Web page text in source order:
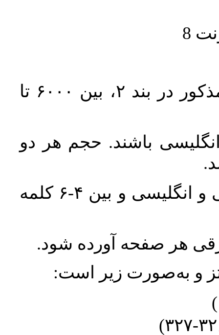
حجم کل مقاله با احتساب تمام بخش‌های مذکور در بند ۲، بین ۶۰۰۰ تا
باشند. حجم هر دو
واژگان کلیدی بلافاصله پس از چکیده فارسی و انگلیسی و بین ۴-۶ کلمه
هر صفحه آورده شود.
و به‌صورت زیر است: